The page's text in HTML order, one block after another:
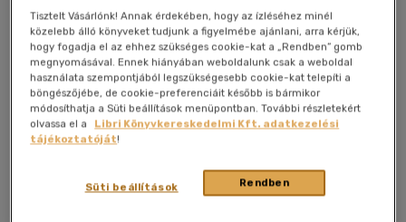
Kívánságlistához adom Megosztom
Hungaroton|2015|magyar nyelvű |tok
Tisztelt Vásárlónk! Annak érdekében, hogy az ízléséhez minél
közelebb álló könyveket tudjunk a figyelmébe ajánlani, arra kérjük,
hogy fogadja el az ehhez szükséges cookie-kat a „Rendben” gomb
megnyomásával. Ennek hiányában weboldalunk csak a weboldal
használata szempontjából legszükségesebb cookie-kat telepíti a
böngészőjébe, de cookie-preferenciáit később is bármikor
módosíthatja a Süti beállítások menüpontban. További részletekért
olvassa el a
Libri Könyvkereskedelmi Kft. adatkezelési
tájékoztatóját!
Rendben
Süti beállítások